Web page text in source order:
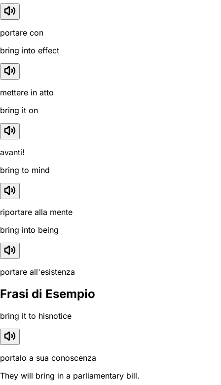
portare con
bring into effect
mettere in atto
bring it on
avanti!
bring to mind
riportare alla mente
bring into being
portare all'esistenza
Frasi di Esempio
bring it to hisnotice
portalo a sua conoscenza
They will bring in a parliamentary bill.